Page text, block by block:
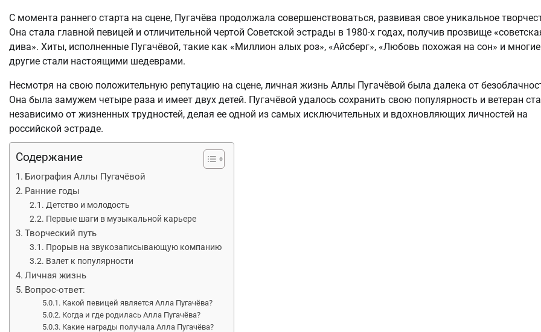
С момента раннего старта на сцене, Пугачёва продолжала совершенствоваться, развивая свое уникальное
Она стала главной певицей и отличительной чертой Советской эстрады в 1980-х годах, получив прозвище
дива». Хиты, исполненные Пугачёвой, такие как «Миллион алых роз», «Айсберг», «Любовь похожая на сон» и многие
другие стали настоящими шедеврами.
Несмотря на свою положительную репутацию на сцене, личная жизнь Аллы Пугачёвой была далека от
Она была замужем четыре раза и имеет двух детей. Пугачёвой удалось сохранить свою популярность и ветеран
независимо от жизненных трудностей, делая ее одной из самых исключительных и вдохновляющих личностей на
российской эстраде.
Содержание
Биография Аллы Пугачёвой
Ранние годы
Детство и молодость
Первые шаги в музыкальной карьере
Творческий путь
Прорыв на звукозаписывающую компанию
Взлет к популярности
Личная жизнь
Вопрос-ответ:
Какой певицей является Алла Пугачёва?
Когда и где родилась Алла Пугачёва?
Какие награды получала Алла Пугачёва?